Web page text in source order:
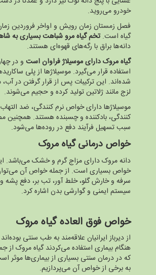
خودرو می‌رويد.
فصل زمستان زمان رويش و اواخر فروردين
گياه است.تخم گياه مرو شباهت بسياری به
دانه‌ها براق با رگه‌های قهوه‌ای هستند.
گیاه مروک دارای موسیلاژ فراوان است و در
استفاده قرار می‌گیرد. موسیلاژ‌ها از پلی
شده‌اند. این ترکیبات پس از قرار گرفتن در آب،
لزج مانند ژلاتین تولید کرده و حجیم می‌شوند.
موسیلاژ‌ها دارای خواص نرم کنندگی، ضد
کنندگی، بادکننده و چسبنده هستند. همچنین
سبب تسهیل فرآیند دفع در روده‌ها می‌شود.
خواص درمانی گیاه مروک
دانه مروک دارای مزاج گرم و خشک می‌باشد.
خواص بسیاری است. از جمله خواص آن
سرفه و خارش گلو، خلط آور، تب بر، دفع
سیستم ایمنی و گوارشی بدن اشاره کرد.
خواص فوق العاده گیاه مروک
از دیرباز ایرانیان علاقه‌مند به طب سنتی
هنگام بیماری استفاده می‌کردند گیاه مروک از
که در درمان سنتی بسیاری از بیماری‌ها موثر
به برخی از خواص آن می‌پردازیم.